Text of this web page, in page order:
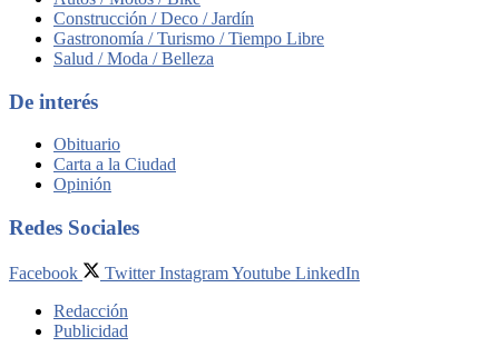
Construcción / Deco / Jardín
Gastronomía / Turismo / Tiempo Libre
Salud / Moda / Belleza
De interés
Obituario
Carta a la Ciudad
Opinión
Redes Sociales
Facebook Twitter InstagramYoutube LinkedIn
Redacción
Publicidad